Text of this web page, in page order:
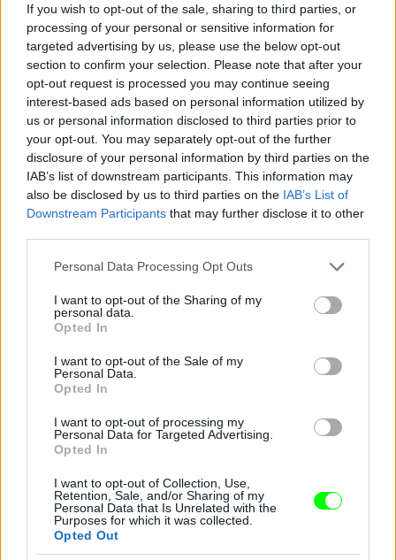
If you wish to opt-out of the sale, sharing to third parties, or
processing of your personal or sensitive information for
targeted advertising by us, please use the below opt-out
section to confirm your selection. Please note that after your
opt-out request is processed you may continue seeing
interest-based ads based on personal information utilized by
us or personal information disclosed to third parties prior to
your opt-out. You may separately opt-out of the further
disclosure of your personal information by third parties on the
IAB’s list of downstream participants. This information may
also be disclosed by us to third parties on the IAB’s List of
Downstream Participants that may further disclose it to other
Please note that this website/app uses one or more Google
not limited to your visit or usage behaviour. You may click to
grant or deny consent to Google and its third-party tags to
use your data for below specified purposes in below Google
consent section.
Personal Data Processing Opt Outs
I want to opt-out of the Sharing of my
personal data.
Opted In
I want to opt-out of the Sale of my
Personal Data.
Opted In
I want to opt-out of processing my
Personal Data for Targeted Advertising.
Opted In
I want to opt-out of Collection, Use,
Retention, Sale, and/or Sharing of my
Personal Data that Is Unrelated with the
Purposes for which it was collected.
Opted Out
Zárt nyak - Cameron Diaz
Fotó: Nancy Kaszerman / Northfoto